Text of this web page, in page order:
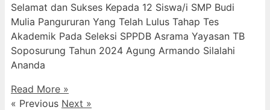
Selamat dan Sukses Kepada 12 Siswa/i SMP Budi
Mulia Pangururan Yang Telah Lulus Tahap Tes
Akademik Pada Seleksi SPPDB Asrama Yayasan TB
Soposurung Tahun 2024 Agung Armando Silalahi
⁠Ananda
Read More »
« Previous Next »